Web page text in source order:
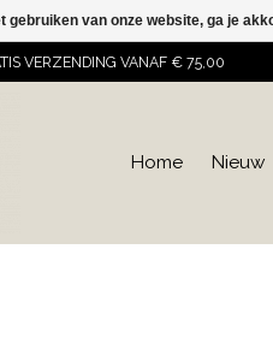
VERZENDING VANAF € 75,00
Home Nieuw
gebruiken van onze website, ga je